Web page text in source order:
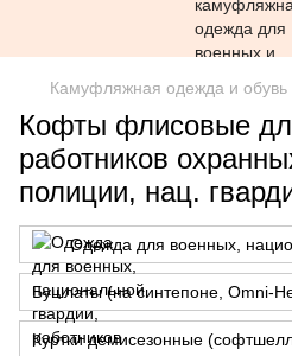
Камуфляжная одежда и обувь
Кофты флисовые
работников
полиции, нац.
Бушлаты (на синтепоне, Omni-